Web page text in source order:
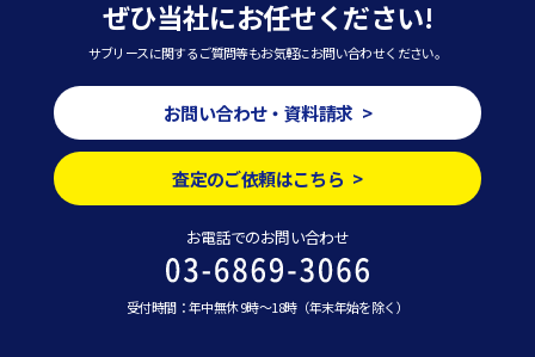
ぜひ当社にお任せください!
サブリースに関するご質問等もお気軽にお問い合わせください。
お問い合わせ・資料請求 >
査定のご依頼はこちら >
お電話でのお問い合わせ
受付時間：年中無休 9時～18時（年末年始を除く）